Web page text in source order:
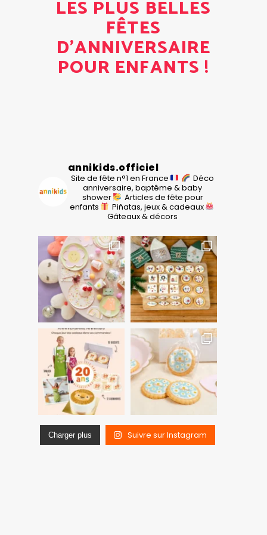
LES PLUS BELLES
FÊTES
D'ANNIVERSAIRE
POUR ENFANTS !
annikids.officiel
Site de fête n°1 en France
Déco
anniversaire, baptême & baby
shower
Articles de fête pour
enfants
Piñatas, jeux & cadeaux
Gâteaux & décors
Charger plus Suivre sur Instagram